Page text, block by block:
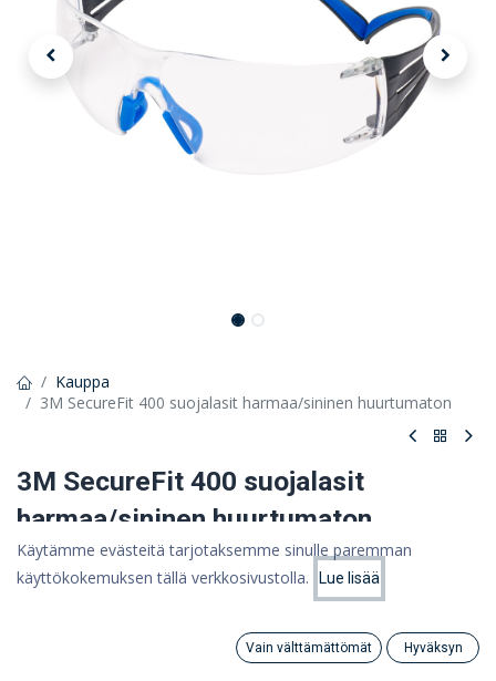
Hinta:
Lisää ostoskoriin
Category
Kauppa
3M SecureFit 400 suojalasit harmaa/sininen huurtumaton
3M SecureFit 400 suojalasit
harmaa/sininen huurtumaton
SecureFit 400: kevyt rakenne, kehyksetön linssi ja säädettävät
sangat
Käytämme evästeitä tarjotaksemme sinulle paremman
käyttökokemuksen tällä verkkosivustolla.
Lue lisää
Vain välttämättömät Hyväksyn